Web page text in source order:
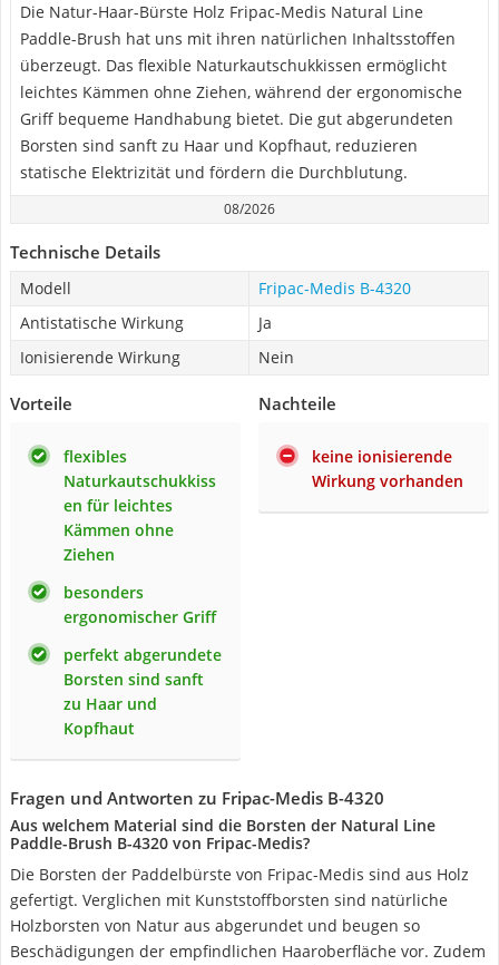
Die Natur-Haar-Bürste Holz Fripac-Medis Natural Line
Paddle-Brush hat uns mit ihren natürlichen Inhaltsstoffen
überzeugt. Das flexible Naturkautschukkissen ermöglicht
leichtes Kämmen ohne Ziehen, während der ergonomische
Griff bequeme Handhabung bietet. Die gut abgerundeten
Borsten sind sanft zu Haar und Kopfhaut, reduzieren
statische Elektrizität und fördern die Durchblutung.
08/2026
Technische Details
Modell
Fripac-Medis B-4320
Antistatische Wirkung
Ja
Ionisierende Wirkung
Nein
Vorteile
flexibles
Naturkautschukkiss
en für leichtes
Kämmen ohne
Ziehen
besonders
ergonomischer Griff
perfekt abgerundete
Borsten sind sanft
zu Haar und
Kopfhaut
Nachteile
keine ionisierende
Wirkung vorhanden
Fragen und Antworten zu Fripac-Medis B-4320
Aus welchem Material sind die Borsten der Natural Line
Paddle-Brush B-4320 von ‎Fripac-Medis?
Die Borsten der Paddelbürste von Fripac-Medis sind aus Holz
gefertigt. Verglichen mit Kunststoffborsten sind natürliche
Holzborsten von Natur aus abgerundet und beugen so
Beschädigungen der empfindlichen Haaroberfläche vor. Zudem